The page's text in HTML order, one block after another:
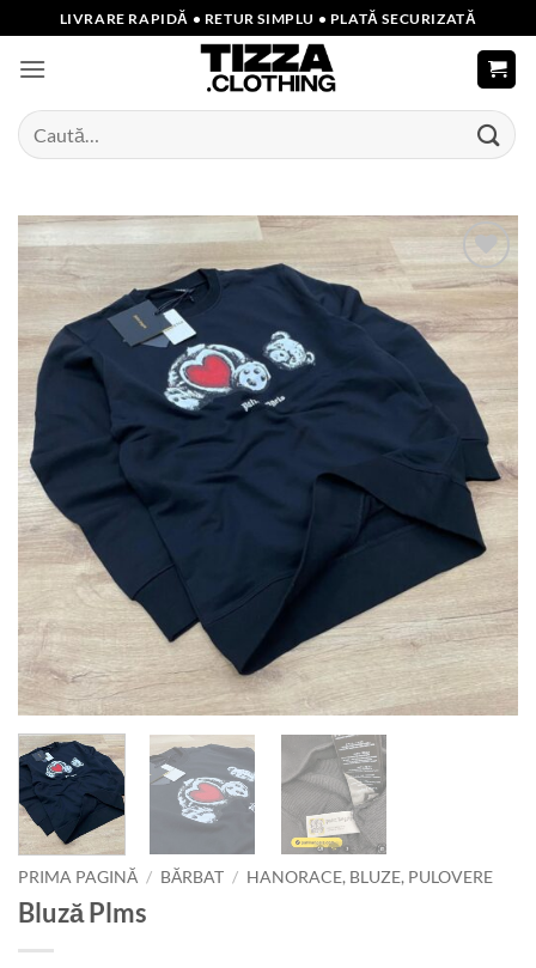
to
content
LIVRARE RAPIDĂ • RETUR SIMPLU • PLATĂ SECURIZATĂ
Caută
după:
Add to
wishlist
PRIMA PAGINĂ / BĂRBAT / HANORACE, BLUZE, PULOVERE
Bluză Plms